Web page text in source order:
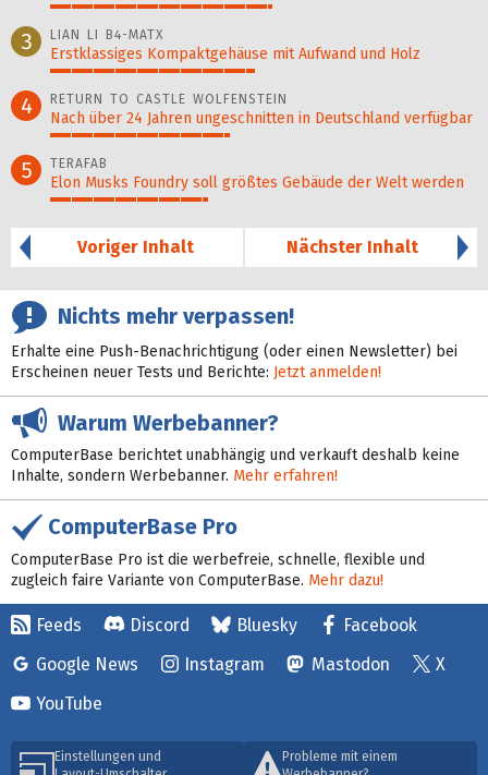
52%
3 LIAN LI B4-MATX
Erstklassiges Kompaktgehäuse mit Aufwand und Holz
48%
4 RETURN TO CASTLE WOLFENSTEIN
Nach über 24 Jahren ungeschnitten in Deutschland verfügbar
42%
5 TERAFAB
Elon Musks Foundry soll größ­tes Gebäude der Welt werden
37%
Voriger Inhalt
Nächster Inhalt
Nichts mehr verpassen!
Erhalte eine Push-Benachrichtigung (oder einen Newsletter) bei
Erscheinen neuer Tests und Berichte: Jetzt anmelden!
Warum Werbebanner?
ComputerBase berichtet unabhängig und verkauft deshalb keine
Inhalte, sondern Werbebanner. Mehr erfahren!
ComputerBase Pro
ComputerBase Pro ist die werbefreie, schnelle, flexible und
zugleich faire Variante von ComputerBase. Mehr dazu!
Feeds Discord Bluesky
Facebook
Google News
Instagram Mastodon
X
YouTube
Einstellungen und
Probleme mit einem